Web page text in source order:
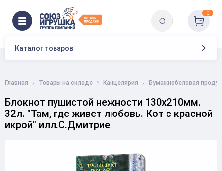
Каталог товаров
0
Главная Товары на складе Канцелярия Бумажнобеловая
Блокнот пушистой нежности 130х210мм.
32л. "Там, где живет любовь. Кот с красной
икрой" илл.С.Дмитрие